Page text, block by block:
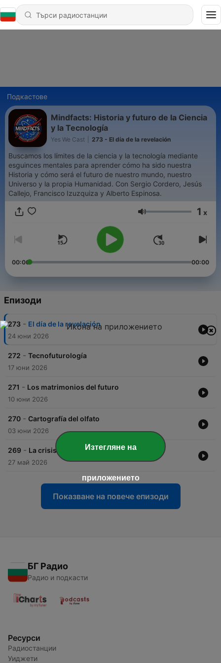
Подкастове
Mindfacts: Historia y futuro de la Ciencia
y la Tecnología
Yes We Cast 273 - El día de la revelación
Buscamos los límites de la ciencia y la tecnología mediante
esguinces mentales para aprender cómo ha sido nuestra
Historia y cómo será el futuro de nuestro mundo, nuestro
Universo y la propia Humanidad. Con Sergio Cordero, Jesús
Callejo, Francisco Izuzquiza y Alberto Espinosa.
Сила на звука
1 x
00:00 00:00
Епизоди
273 - El día de la revelación
24 юни 2026
272 - Tecnofuturología
17 юни 2026
271 - Los matrimonios del futuro
10 юни 2026
270 - Cartografía del olfato
03 юни 2026
269 - La crisis de la demografía mal
27 май 2026
Показване на повече епизоди
БГ Радио
Радио и подкасти
Ресурси
Радиостанции
Уиджети
Изтегляне на
приложението